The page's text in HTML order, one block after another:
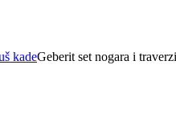
kadeGeberit set nogara i